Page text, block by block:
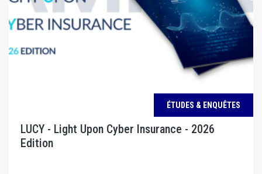
ÉTUDES & ENQUÊTES
LUCY - Light Upon Cyber Insurance - 2026
Edition